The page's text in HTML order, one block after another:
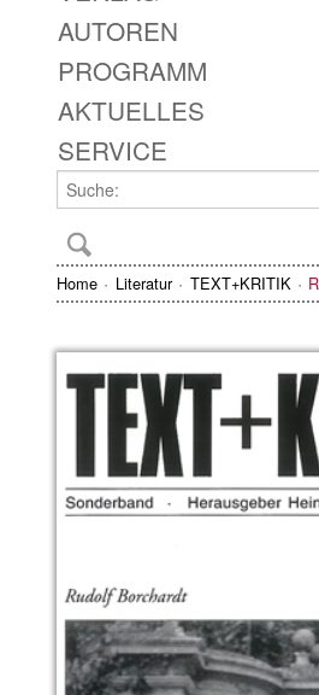
AUTOREN
PROGRAMM
AKTUELLES
SERVICE
Home Literatur TEXT+KRITIK